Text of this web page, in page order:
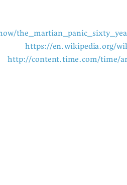
https://en.wikipedia.org/
http://content.time.com/time/